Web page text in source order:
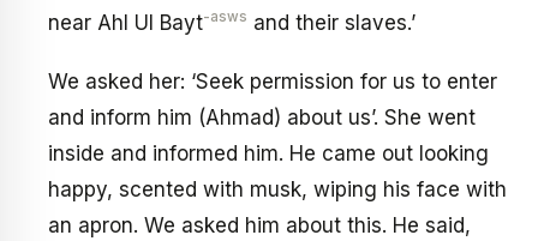
near Ahl Ul Bayt-asws and their slaves.’
We asked her: ‘Seek permission for us to enter
and inform him (Ahmad) about us’. She went
inside and informed him. He came out looking
happy, scented with musk, wiping his face with
an apron. We asked him about this. He said,